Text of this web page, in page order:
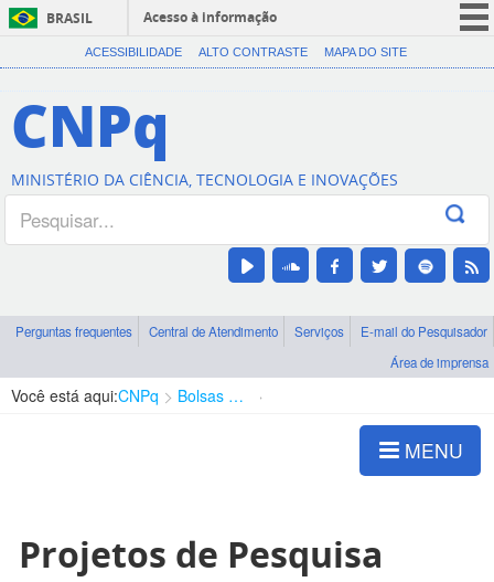
BRASIL
Acesso à informação
CORONAVÍRUS (COVID-19)
Canais
ACESSIBILIDADE ALTO CONTRASTE MAPA DO SITE
CNPq
MINISTÉRIO DA CIÊNCIA, TECNOLOGIA E INOVAÇÕES
Perguntas frequentes Central de Atendimento Serviços
E-mail do Pesquisador
Área de imprensa
Você está aqui:CNPq Bolsas e Auxílios Vigentes
MENU
Projetos de Pesquisa